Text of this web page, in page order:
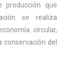
producción que
se realiza
circular,
del